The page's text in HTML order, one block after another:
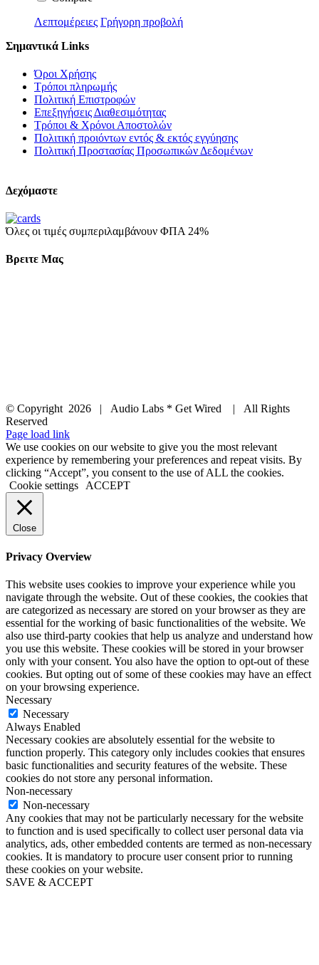
Λεπτομέρειες Γρήγορη προβολή
Σημαντικά Links
Όροι Χρήσης
Τρόποι πληρωμής
Πολιτική Επιστροφών
Επεξηγήσεις Διαθεσιμότητας
Τρόποι & Χρόνοι Αποστολών
Πολιτική προιόντων εντός & εκτός εγγύησης
Πολιτική Προστασίας Προσωπικών Δεδομένων
Δεχόμαστε
Όλες οι τιμές συμπεριλαμβάνουν ΦΠΑ 24%
Βρειτε Μας
© Copyright 2026 | Audio Labs * Get Wired | All Rights
Reserved
Facebook
Instagram
YouTube
LinkedIn
X
Page load link
We use cookies on our website to give you the most relevant
experience by remembering your preferences and repeat visits. By
clicking “Accept”, you consent to the use of ALL the cookies.
Cookie settings
ACCEPT
Close
Privacy Overview
This website uses cookies to improve your experience while you
navigate through the website. Out of these cookies, the cookies that
are categorized as necessary are stored on your browser as they are
essential for the working of basic functionalities of the website. We
also use third-party cookies that help us analyze and understand how
you use this website. These cookies will be stored in your browser
only with your consent. You also have the option to opt-out of these
cookies. But opting out of some of these cookies may have an effect
on your browsing experience.
Necessary
Necessary
Always Enabled
Necessary cookies are absolutely essential for the website to
function properly. This category only includes cookies that ensures
basic functionalities and security features of the website. These
cookies do not store any personal information.
Non-necessary
Non-necessary
Any cookies that may not be particularly necessary for the website
to function and is used specifically to collect user personal data via
analytics, ads, other embedded contents are termed as non-necessary
cookies. It is mandatory to procure user consent prior to running
these cookies on your website.
SAVE & ACCEPT